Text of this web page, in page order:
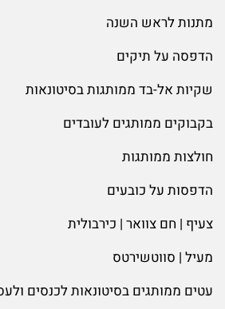
מתנות לראש השנה
הדפסה על תיקים
שקיות אל-בד ממותגות בסיטונאות
בקבוקים ממותגים לעובדים
חולצות ממותגות
הדפסות על כובעים
צעיף | חם צוואר | כירבולית
מעיל | סווטשירטס
עטים ממותגים בסיטונאות לכנסים